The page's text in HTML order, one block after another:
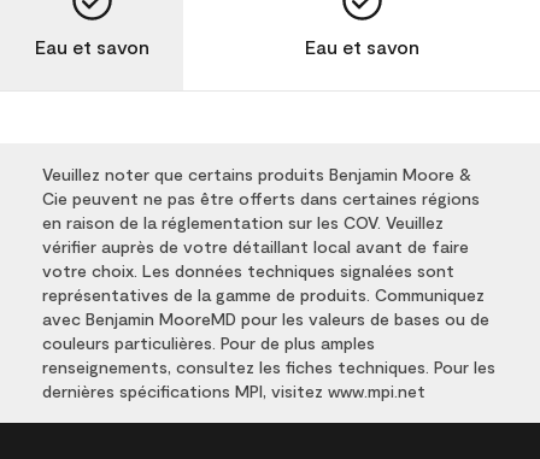
Eau et savon Eau et savon
Veuillez noter que certains produits Benjamin Moore &
Cie peuvent ne pas être offerts dans certaines régions
en raison de la réglementation sur les COV. Veuillez
vérifier auprès de votre détaillant local avant de faire
votre choix. Les données techniques signalées sont
représentatives de la gamme de produits. Communiquez
avec Benjamin MooreMD pour les valeurs de bases ou de
couleurs particulières. Pour de plus amples
renseignements, consultez les fiches techniques. Pour les
dernières spécifications MPI, visitez www.mpi.net